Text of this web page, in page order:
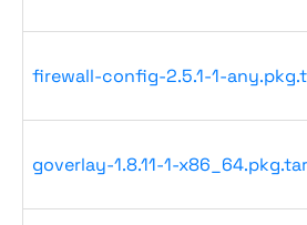
firewall-config-2.5.1-1-
goverlay-1.8.11-1-